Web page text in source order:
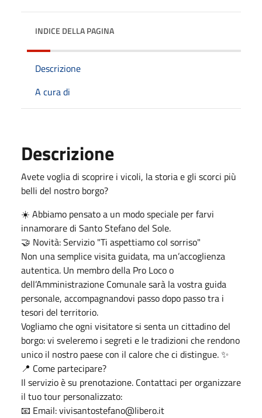
INDICE DELLA PAGINA
Descrizione
A cura di
Descrizione
Avete voglia di scoprire i vicoli, la storia e gli scorci più
belli del nostro borgo?
☀️ Abbiamo pensato a un modo speciale per farvi
innamorare di Santo Stefano del Sole.
🤝 Novità: Servizio "Ti aspettiamo col sorriso"
Non una semplice visita guidata, ma un’accoglienza
autentica. Un membro della Pro Loco o
dell’Amministrazione Comunale sarà la vostra guida
personale, accompagnandovi passo dopo passo tra i
tesori del territorio.
Vogliamo che ogni visitatore si senta un cittadino del
borgo: vi sveleremo i segreti e le tradizioni che rendono
unico il nostro paese con il calore che ci distingue. ✨
📍 Come partecipare?
Il servizio è su prenotazione. Contattaci per organizzare
il tuo tour personalizzato:
📧 Email: vivisantostefano@libero.it